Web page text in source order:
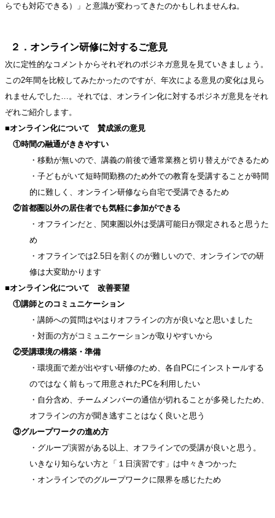
らでも対応できる）」と意識が変わってきたのかもしれませんね。
２．オンライン研修に対するご意見
次に定性的なコメントからそれぞれのポジネガ意見を見ていきましょう。
この2年間を比較してみたかったのですが、年次による意見の変化は見ら
れませんでした…。それでは、オンライン化に対するポジネガ意見をそれ
ぞれご紹介します。
■オンライン化について 賛成派の意見
①時間の融通がききやすい
・移動が無いので、講義の前後で通常業務と切り替えができるため
・子どもがいて短時間勤務のため外での教育を受講することが時間
的に難しく、オンライン研修なら自宅で受講できるため
②首都圏以外の居住者でも気軽に参加ができる
・オフラインだと、関東圏以外は受講可能日が限定されると思うた
め
・オフラインでは2.5日を割くのが難しいので、オンラインでの研
修は大変助かります
■オンライン化について 改善要望
①講師とのコミュニケーション
・講師への質問はやはりオフラインの方が良いなと思いました
・対面の方がコミュニケーションが取りやすいから
②受講環境の構築・準備
・環境面で差が出やすい研修のため、各自PCにインストールする
のではなく前もって用意されたPCを利用したい
・自分含め、チームメンバーの通信が切れることが多発したため、
オフラインの方が聞き逃すことはなく良いと思う
③グループワークの進め方
・グループ演習がある以上、オフラインでの受講が良いと思う。
いきなり知らない方と「１日演習です」は中々きつかった
・オンラインでのグループワークに限界を感じたため